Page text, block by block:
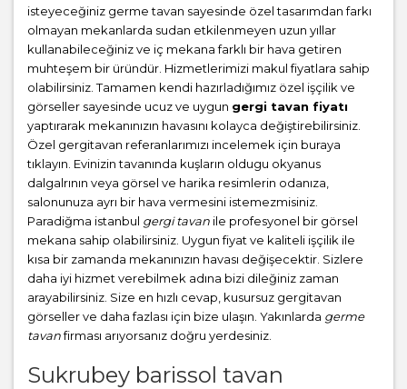
isteyeceğiniz germe tavan sayesinde özel tasarımdan farkı
olmayan mekanlarda sudan etkilenmeyen uzun yıllar
kullanabileceğiniz ve iç mekana farklı bir hava getiren
muhteşem bir üründür. Hizmetlerimizi makul fiyatlara sahip
olabilirsiniz. Tamamen kendi hazırladığımız özel işçilik ve
görseller sayesinde ucuz ve uygun gergi tavan fiyatı
yaptırarak mekanınızın havasını kolayca değiştirebilirsiniz.
Özel gergitavan referanlarımızı incelemek için buraya
tıklayın. Evinizin tavanında kuşların oldugu okyanus
dalgalrının veya görsel ve harika resimlerin odanıza,
salonunuza ayrı bir hava vermesini istemezmisiniz.
Paradiğma istanbul gergi tavan ile profesyonel bir görsel
mekana sahip olabilirsiniz. Uygun fiyat ve kaliteli işçilik ile
kısa bir zamanda mekanınızın havası değişecektir. Sizlere
daha iyi hizmet verebilmek adına bizi dileğiniz zaman
arayabilirsiniz. Size en hızlı cevap, kusursuz gergitavan
görseller ve daha fazlası için bize ulaşın. Yakınlarda germe
tavanfirması arıyorsanız doğru yerdesiniz.
Sukrubey barissol tavan